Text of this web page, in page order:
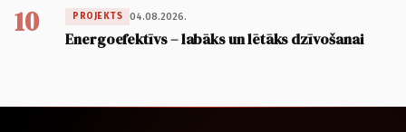
10 PROJEKTS 04.08.2026.
Energoefektīvs – labāks un lētāks dzīvošanai